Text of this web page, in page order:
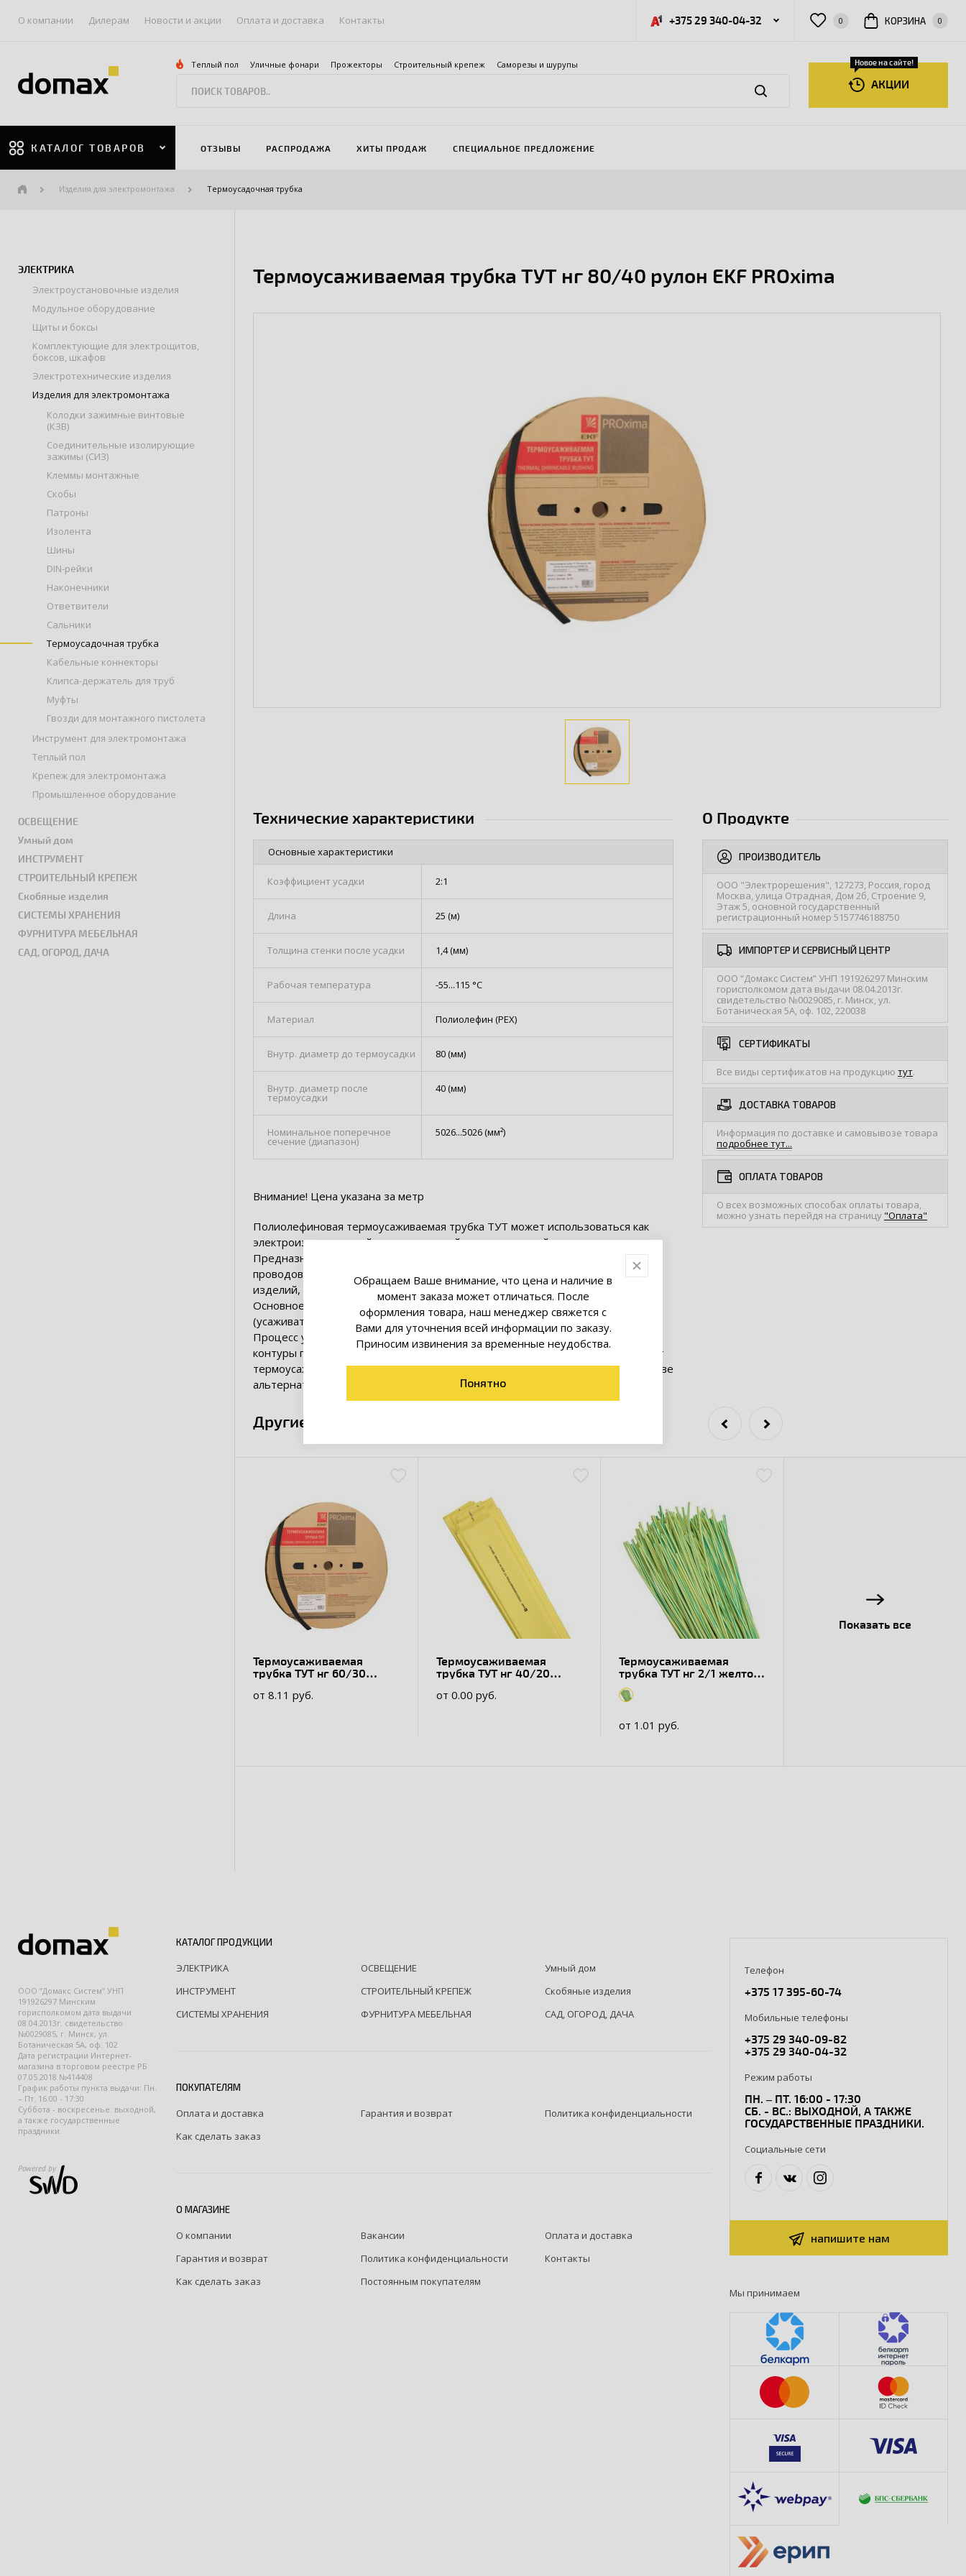
О компании Дилерам Новости и акции Оплата и доставка Контакты +375 29 340-04-32 0 КОРЗИНА 0
Теплый пол Уличные фонари Прожекторы Строительный крепеж Саморезы и шурупы
АКЦИИ
Новое на сайте!
КАТАЛОГ ТОВАРОВ ОТЗЫВЫ РАСПРОДАЖА ХИТЫ ПРОДАЖ СПЕЦИАЛЬНОЕ ПРЕДЛОЖЕНИЕ
Изделия для электромонтажа Термоусадочная трубка
ЭЛЕКТРИКА
Электроустановочные изделия
Модульное оборудование
Щиты и боксы
Комплектующие для электрощитов,
боксов, шкафов
Электротехнические изделия
Изделия для электромонтажа
Колодки зажимные винтовые
(КЗВ)
Соединительные изолирующие
зажимы (СИЗ)
Клеммы монтажные
Скобы
Патроны
Изолента
Шины
DIN-рейки
Наконечники
Ответвители
Сальники
Термоусадочная трубка
Кабельные коннекторы
Клипса-держатель для труб
Муфты
Гвозди для монтажного пистолета
Инструмент для электромонтажа
Теплый пол
Крепеж для электромонтажа
Промышленное оборудование
ОСВЕЩЕНИЕ
Умный дом
ИНСТРУМЕНТ
СТРОИТЕЛЬНЫЙ КРЕПЕЖ
Скобяные изделия
СИСТЕМЫ ХРАНЕНИЯ
ФУРНИТУРА МЕБЕЛЬНАЯ
САД, ОГОРОД, ДАЧА
Термоусаживаемая трубка ТУТ нг 80/40 рулон EKF PROxima
Технические характеристики
Основные характеристики
Коэффициент усадки 2:1
Длина 25 (м)
Толщина стенки после усадки 1,4 (мм)
Рабочая температура -55...115 °C
Материал Полиолефин (PEX)
Внутр. диаметр до термоусадки 80 (мм)
Внутр. диаметр после
термоусадки
40 (мм)
Номинальное поперечное
сечение (диапазон)
5026...5026 (мм²)
Внимание! Цена указана за метр
Полиолефиновая термоусаживаемая трубка ТУТ может использоваться как
электроизоляционный, маркировочный и декоративный материал.
Предназначена для изоляции кабелей, изолирования жил, мест соединения
проводов, бандажирования жгутов проводов, для механической защиты
изделий, для защиты от грязи, для цветовой маркировки изделий и т. д.
Основное свойство термоусаживаемой трубки – способность сжиматься
(усаживаться) под воздействием высокой температуры (от 90 до 125°С).
Процесс усадки происходит очень быстро, трубка ТУТ полностью повторяет
контуры предмета. Можно использовать тепловой пистолет (фен), что делает
термоусаживаемую трубку легкой в бытовом применении, например, в качестве
альтернативы изоляционной ленте.
О Продукте
ПРОИЗВОДИТЕЛЬ
ООО "Электрорешения", 127273, Россия, город
Москва, улица Отрадная, Дом 2б, Строение 9,
Этаж 5, основной государственный
регистрационный номер 5157746188750
ИМПОРТЕР И СЕРВИСНЫЙ ЦЕНТР
ООО “Домакс Систем” УНП 191926297 Минским
горисполкомом дата выдачи 08.04.2013г.
свидетельство №0029085, г. Минск, ул.
Ботаническая 5А, оф. 102, 220038
СЕРТИФИКАТЫ
Все виды сертификатов на продукцию тут.
ДОСТАВКА ТОВАРОВ
Информация по доставке и самовывозе товара
подробнее тут...
ОПЛАТА ТОВАРОВ
О всех возможных способах оплаты товара,
можно узнать перейдя на страницу "Оплата"
Другие товары коллекции
Термоусаживаемая
трубка ТУТ нг 60/30
от 8.11 руб.
Термоусаживаемая
трубка ТУТ нг 40/20
EKF PROxima
от 0.00 руб.
Термоусаживаемая
трубка ТУТ нг 2/1 желто-
зеленая в отрезках по 1м
EKF PROxima
от 1.01 руб.
Показать все
ООО “Домакс Систем” УНП
191926297 Минским
горисполкомом дата выдачи
08.04.2013г. свидетельство
№0029085, г. Минск, ул.
Ботаническая 5А, оф. 102
Дата регистрации Интернет-
магазина в торговом реестре РБ
07.05.2018 №414408
График работы пункта выдачи: Пн.
– Пт. 16:00 - 17:30
Суббота - воскресенье: выходной,
а также государственные
праздники.
Powered by
КАТАЛОГ ПРОДУКЦИИ
ЭЛЕКТРИКА ОСВЕЩЕНИЕ
Умный дом
ИНСТРУМЕНТ
СТРОИТЕЛЬНЫЙ КРЕПЕЖ
Скобяные изделия
СИСТЕМЫ ХРАНЕНИЯ
ФУРНИТУРА МЕБЕЛЬНАЯ САД, ОГОРОД, ДАЧА
ПОКУПАТЕЛЯМ
Оплата и доставка Гарантия и возврат
Политика конфиденциальности
Как сделать заказ
О МАГАЗИНЕ
О компании Вакансии
Оплата и доставка
Гарантия и возврат
Политика конфиденциальности
Контакты
Как сделать заказ
Постоянным покупателям
Телефон
+375 17 395-60-74
Мобильные телефоны
+375 29 340-09-82
+375 29 340-04-32
Режим работы
ПН. – ПТ. 16:00 - 17:30
СБ. - ВС.: ВЫХОДНОЙ, А ТАКЖЕ
ГОСУДАРСТВЕННЫЕ ПРАЗДНИКИ.
Социальные сети
напишите нам
Мы принимаем
Обращаем Ваше внимание, что цена и наличие в
момент заказа может отличаться. После
оформления товара, наш менеджер свяжется с
Вами для уточнения всей информации по заказу.
Приносим извинения за временные неудобства.
Понятно